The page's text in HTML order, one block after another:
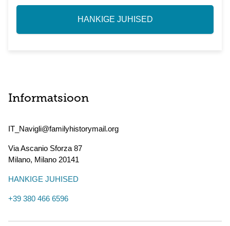
HANKIGE JUHISED
Informatsioon
IT_Navigli@familyhistorymail.org
Via Ascanio Sforza 87
Milano, Milano 20141
HANKIGE JUHISED
+39 380 466 6596